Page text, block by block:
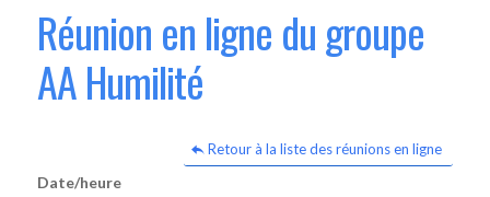
Réunion en ligne du groupe
AA Humilité
Retour à la liste des réunions en ligne
Date/heure